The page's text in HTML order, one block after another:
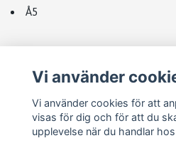
Å5
Vi använder
Vi använder cookies för att
visas för dig och för att du
upplevelse när du handlar